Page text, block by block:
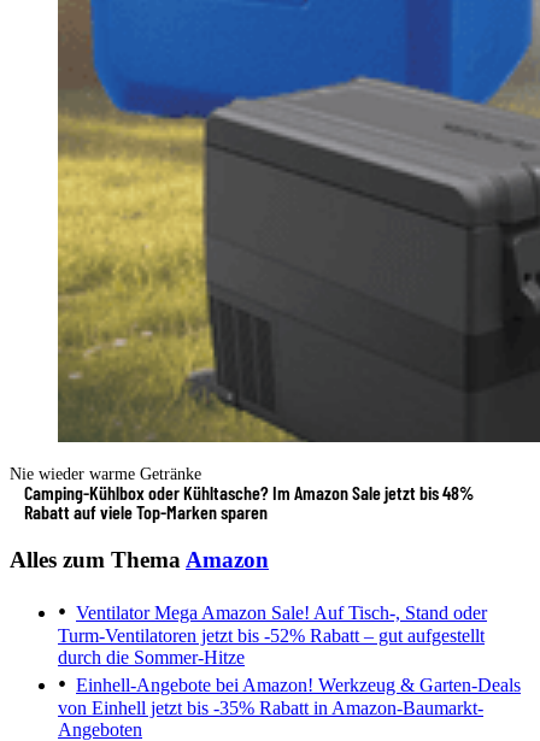
Nie wieder warme Getränke
Camping-Kühlbox oder Kühltasche? Im Amazon Sale jetzt bis 48%
Rabatt auf viele Top-Marken sparen
Alles zum Thema Amazon
Ventilator Mega Amazon Sale! Auf Tisch-, Stand oder
Turm-Ventilatoren jetzt bis -52% Rabatt – gut aufgestellt
durch die Sommer-Hitze
Einhell-Angebote bei Amazon! Werkzeug & Garten-Deals
von Einhell jetzt bis -35% Rabatt in Amazon-Baumarkt-
Angeboten